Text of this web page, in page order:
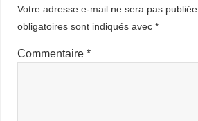
Votre adresse e-mail ne sera pas publiée.
obligatoires sont indiqués avec*
Commentaire*